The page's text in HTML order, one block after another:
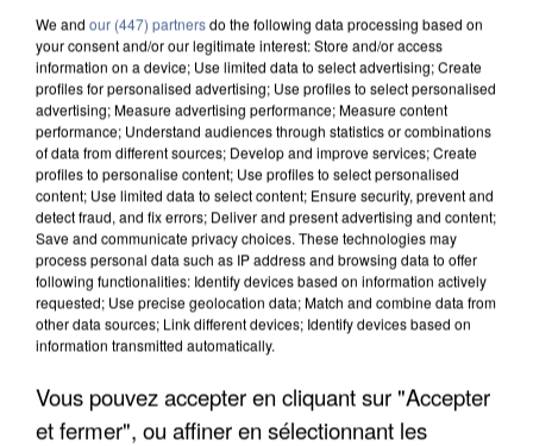
DE FAUNE SAUVAGE SONT...
We and our (447) partnersdo the following data processing based on
your consent and/or our legitimate interest: Store and/or access
information on a device; Use limited data to select advertising; Create
profiles for personalised advertising; Use profiles to select personalised
advertising; Measure advertising performance; Measure content
performance; Understand audiences through statistics or combinations
of data from different sources; Develop and improve services; Create
profiles to personalise content; Use profiles to select personalised
content; Use limited data to select content; Ensure security, prevent and
detect fraud, and fix errors; Deliver and present advertising and content;
Save and communicate privacy choices. These technologies may
process personal data such as IP address and browsing data to offer
following functionalities: Identify devices based on information actively
requested; Use precise geolocation data; Match and combine data from
other data sources; Link different devices; Identify devices based on
information transmitted automatically.
Vous pouvez accepter en cliquant sur "Accepter
et fermer", ou affiner en sélectionnant les